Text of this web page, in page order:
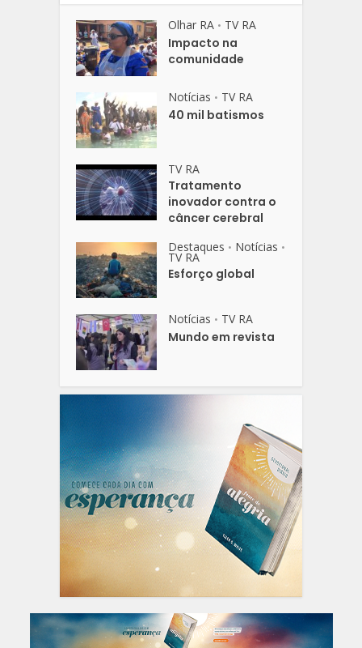
Olhar RA • TV RA
Impacto na
comunidade
Notícias • TV RA
40 mil batismos
TV RA
Tratamento
inovador contra o
câncer cerebral
Destaques • Notícias •
TV RA
Esforço global
Notícias • TV RA
Mundo em revista